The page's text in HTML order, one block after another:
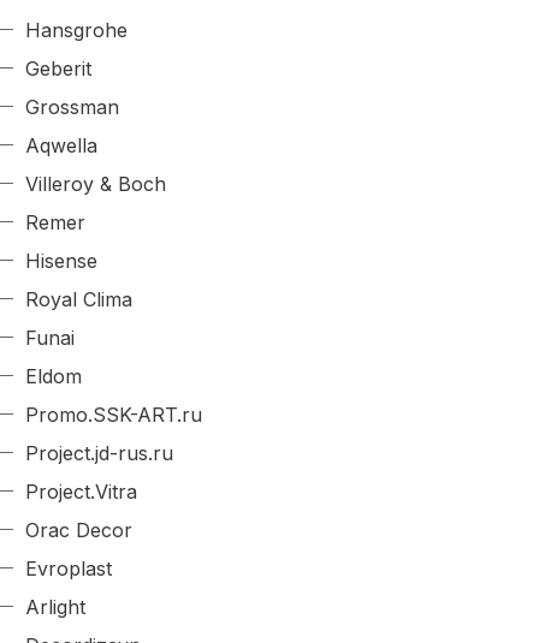
Hansgrohe
Geberit
Grossman
Aqwella
Villeroy & Boch
Remer
Hisense
Royal Clima
Funai
Eldom
Promo.SSK-ART.ru
Project.jd-rus.ru
Project.Vitra
Orac Decor
Evroplast
Arlight